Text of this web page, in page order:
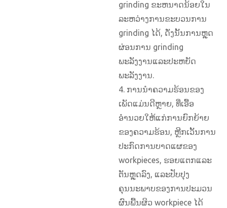
grinding ຂະຫນາດນ້ອຍໃນ
ລະຫວ່າງການຂະບວນການ
grinding ໄດ້, ດັ່ງນັ້ນການຫຼຸດ
ຜ່ອນການ grinding
ພະລັງງານແລະປະຫຍັດ
ພະລັງງານ.
4. ການນໍາຄວາມຮ້ອນຂອງ
ເພັດແມ່ນດີຫຼາຍ, ທີ່ເອື້ອ
ອໍານວຍໃຫ້ແກ່ການຍົກຍ້າຍ
ຂອງຄວາມຮ້ອນ, ຫຼີກເວັ້ນການ
ປະກົດການບາດແຜຂອງ
workpieces, ຮອຍແຕກແລະ
ຕັນຫຼຸດລົງ, ແລະປັບປຸງ
ຄຸນນະພາບຂອງການປະມວນ
ຜົນພື້ນຜິວ workpiece ໄດ້